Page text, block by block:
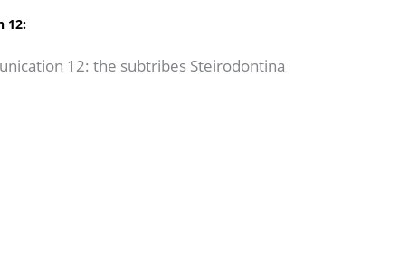
12:
12: the subtribes Steirodontina